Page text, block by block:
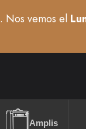
. Nos vemos el
Amplis